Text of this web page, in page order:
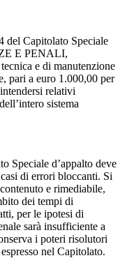
del Capitolato Speciale
E PENALI,
e di manutenzione
pari a euro 1.000,00 per
relativi
sistema
Speciale d’appalto deve
di errori bloccanti. Si
e rimediabile,
dei tempi di
per le ipotesi di
sarà insufficiente a
i poteri risolutori
nel Capitolato.